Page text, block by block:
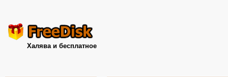
Халява и бесплатное